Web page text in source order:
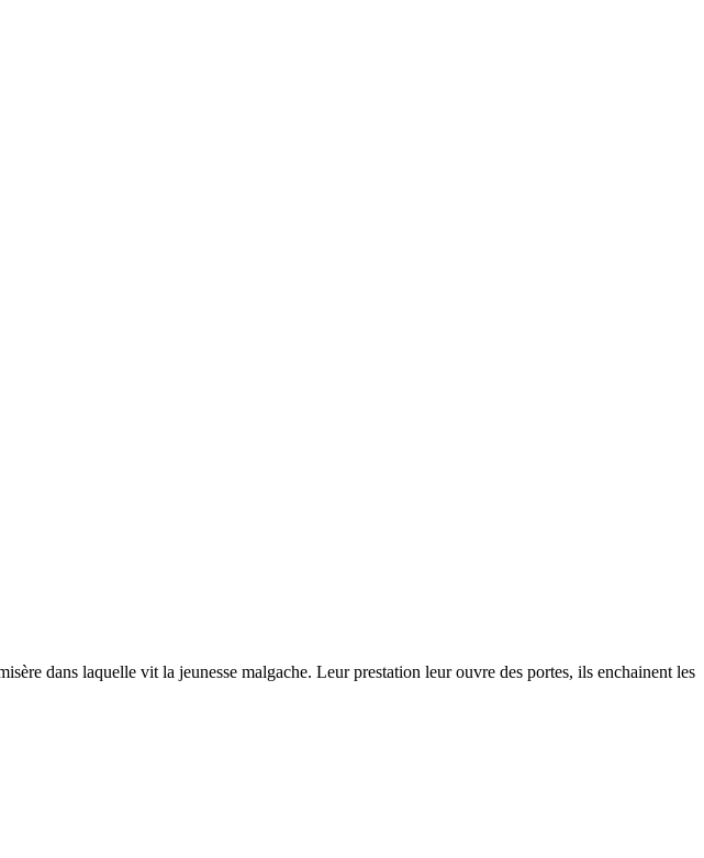
dans laquelle vit la jeunesse malgache. Leur prestation leur ouvre des portes, ils enchainent les